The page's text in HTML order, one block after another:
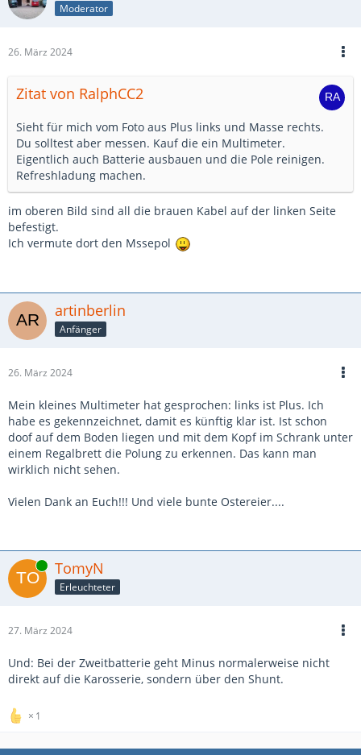
Moderator
26. März 2024
Zitat von RalphCC2
Sieht für mich vom Foto aus Plus links und Masse rechts.
Du solltest aber messen. Kauf die ein Multimeter.
Eigentlich auch Batterie ausbauen und die Pole reinigen.
Refreshladung machen.
im oberen Bild sind all die brauen Kabel auf der linken Seite
befestigt.
Ich vermute dort den Mssepol
artinberlin
Anfänger
26. März 2024
Mein kleines Multimeter hat gesprochen: links ist Plus. Ich
habe es gekennzeichnet, damit es künftig klar ist. Ist schon
doof auf dem Boden liegen und mit dem Kopf im Schrank unter
einem Regalbrett die Polung zu erkennen. Das kann man
wirklich nicht sehen.
Vielen Dank an Euch!!! Und viele bunte Ostereier....
Online TomyN
Erleuchteter
27. März 2024
Und: Bei der Zweitbatterie geht Minus normalerweise nicht
direkt auf die Karosserie, sondern über den Shunt.
1